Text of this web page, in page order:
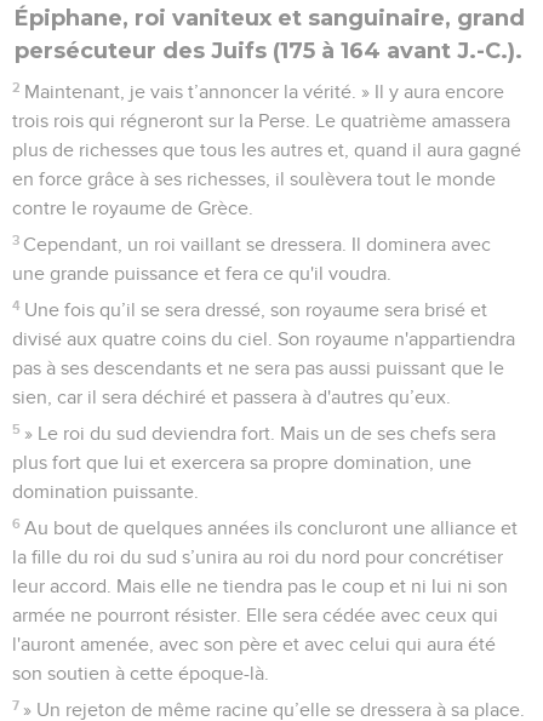
Épiphane, roi vaniteux et sanguinaire, grand
persécuteur des Juifs (175 à 164 avant J.-C.).
2 Maintenant, je vais t’annoncer la vérité. » Il y aura encore
trois rois qui régneront sur la Perse. Le quatrième amassera
plus de richesses que tous les autres et, quand il aura gagné
en force grâce à ses richesses, il soulèvera tout le monde
contre le royaume de Grèce.
3 Cependant, un roi vaillant se dressera. Il dominera avec
une grande puissance et fera ce qu'il voudra.
4 Une fois qu’il se sera dressé, son royaume sera brisé et
divisé aux quatre coins du ciel. Son royaume n'appartiendra
pas à ses descendants et ne sera pas aussi puissant que le
sien, car il sera déchiré et passera à d'autres qu’eux.
5 » Le roi du sud deviendra fort. Mais un de ses chefs sera
plus fort que lui et exercera sa propre domination, une
domination puissante.
6 Au bout de quelques années ils concluront une alliance et
la fille du roi du sud s’unira au roi du nord pour concrétiser
leur accord. Mais elle ne tiendra pas le coup et ni lui ni son
armée ne pourront résister. Elle sera cédée avec ceux qui
l'auront amenée, avec son père et avec celui qui aura été
son soutien à cette époque-là.
7 » Un rejeton de même racine qu’elle se dressera à sa place.